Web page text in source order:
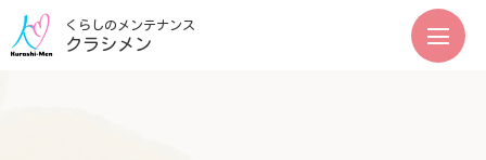
くらしのメンテナンス
クラシメン